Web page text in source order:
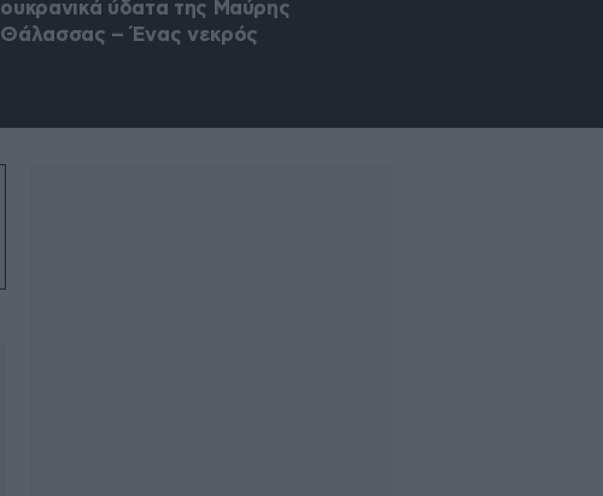
ουκρανικά ύδατα της Μαύρης
Θάλασσας – Ένας νεκρός